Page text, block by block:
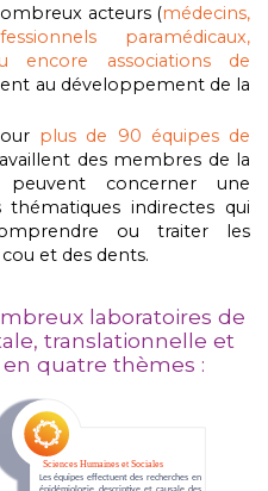
acteurs (médecins,
paramédicaux,
encore
associations de
au développement de la
plus de 90 équipes de
des membres de la
peuvent concerner une
indirectes qui
ou traiter les
et des dents.
laboratoires de
translationnelle et
quatre thèmes :